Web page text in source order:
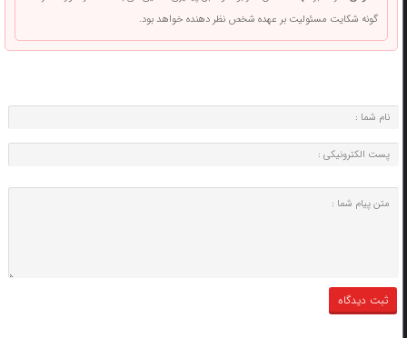
گونه شکایت مسئولیت بر عهده شخص نظر دهنده خواهد بود.